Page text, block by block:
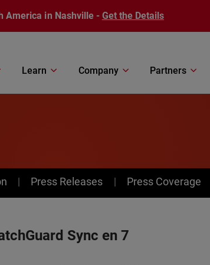
America in Nashville - Get the Details
Learn Company Partners
Press Releases Press Coverage
Sync en 7